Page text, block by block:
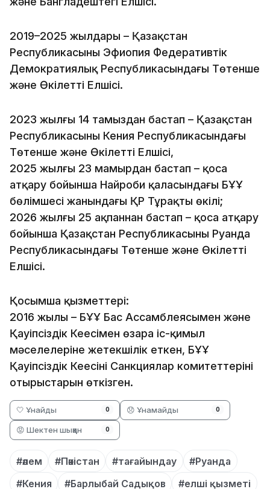
2019–2025 жылдары – Қазақстан
Республикасының Эфиопия Федеративтік
Демократиялық Республикасындағы Төтенше
және Өкілетті Елшісі.
2023 жылғы 14 тамыздан бастап – Қазақстан
Республикасының Кения Республикасындағы
Төтенше және Өкілетті Елшісі,
2025 жылғы 23 мамырдан бастап – қоса
атқару бойынша Найроби қаласындағы БҰҰ
бөлімшесі жанындағы ҚР Тұрақты өкілі;
2026 жылғы 25 ақпаннан бастап – қоса атқару
бойынша Қазақстан Республикасының Руанда
Республикасындағы Төтенше және Өкілетті
Елшісі.
Қосымша қызметтері:
2016 жылы – БҰҰ Бас Ассамблеясымен және
Қауіпсіздік Кеңесімен өзара іс-қимыл
мәселелеріне жетекшілік еткен, БҰҰ
Қауіпсіздік Кеңесінің Санкциялар комитеттерінің
отырыстарын өткізген.
🤍 Ұнайды 0 😞 Ұнамайды 0
😡 Шектен шыққан 0
#әлем #Пәкістан #тағайындау
#Руанда
#Кения
#Барлыбай Садықов #елші қызметі